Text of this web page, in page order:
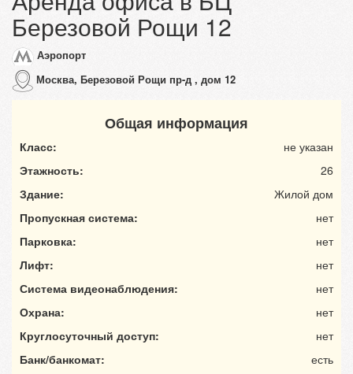
Березовой Рощи 12
Аэропорт
Москва, Березовой Рощи пр-д , дом 12
Общая информация
Класс:
не указан
Этажность:
26
Здание:
Жилой дом
Пропускная система:
нет
Парковка:
нет
Лифт:
нет
Система видеонаблюдения:
нет
Охрана:
нет
Круглосуточный доступ:
нет
Банк/банкомат:
есть